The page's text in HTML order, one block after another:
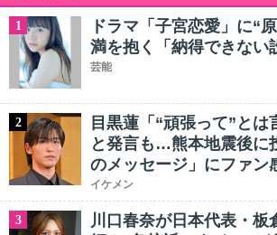
1
ドラマ「子宮恋愛」に“
満を抱く「納得できない
芸能
2
目黒蓮「“頑張って”とは
と発言も…熊本地震後に
のメッセージ」にファン
イケメン
3
川口春奈が日本代表・板